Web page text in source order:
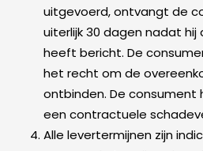
uitgevoerd, ontvangt de
uiterlijk 30 dagen nadat
heeft bericht. De
het recht om de
ontbinden. De
een contractuele
Alle levertermijnen zijn